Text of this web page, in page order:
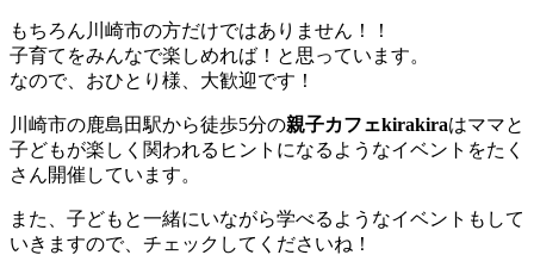
もちろん川崎市の方だけではありません！！
子育てをみんなで楽しめれば！と思っています。
なので、おひとり様、大歓迎です！
川崎市の鹿島田駅から徒歩5分の親子カフェkirakiraはママと
子どもが楽しく関われるヒントになるようなイベントをたく
さん開催しています。
また、子どもと一緒にいながら学べるようなイベントもして
いきますので、チェックしてくださいね！